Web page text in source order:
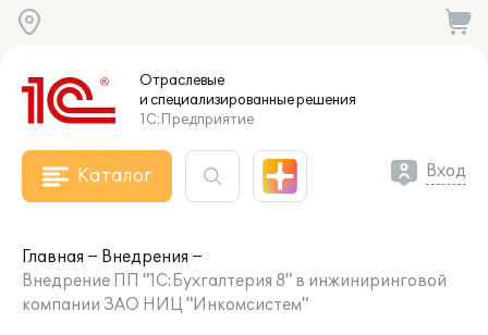
Отраслевые
и специализированныерешения
1С:Предприятие
Каталог Вход
Главная
Внедрения
Внедрение ПП "1С:Бухгалтерия 8" в инжиниринговой
компании ЗАО НИЦ "Инкомсистем"